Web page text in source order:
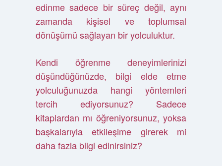
edinme sadece bir süreç değil, aynı
zamanda kişisel ve toplumsal
dönüşümü sağlayan bir yolculuktur.
Kendi öğrenme deneyimlerinizi
düşündüğünüzde, bilgi elde etme
yolculuğunuzda hangi yöntemleri
tercih ediyorsunuz? Sadece
kitaplardan mı öğreniyorsunuz, yoksa
başkalarıyla etkileşime girerek mi
daha fazla bilgi edinirsiniz?